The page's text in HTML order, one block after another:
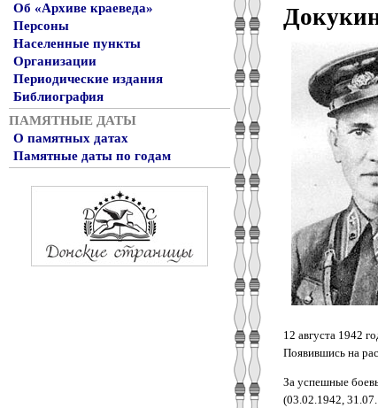
Об «Архиве краеведа»
Персоны
Населенные пункты
Организации
Периодические издания
Библиография
ПАМЯТНЫЕ ДАТЫ
О памятных датах
Памятные даты по годам
12 августа 1942
Появившись на
За успешные
(03.02.1942,